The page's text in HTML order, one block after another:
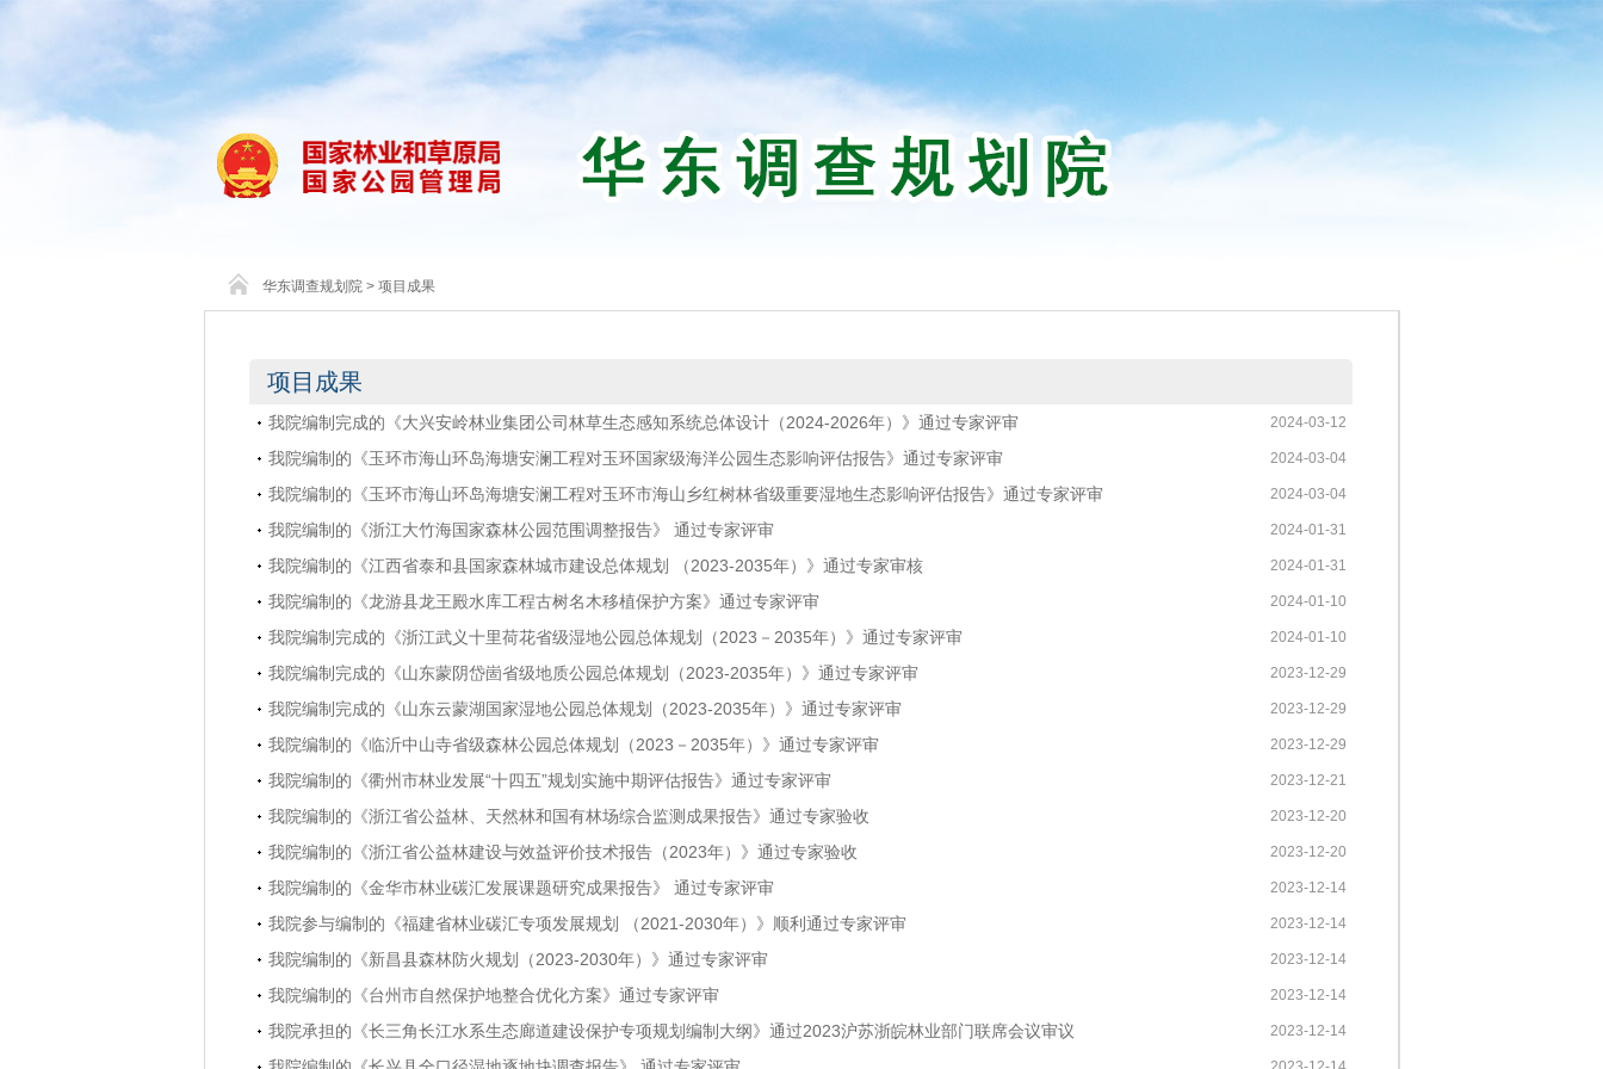
华东调查规划院 > 项目成果
项目成果
我院编制完成的《大兴安岭林业集团公司林草生态感知系统总体设计（2024-2026年）》通过专家评审 2024-03-12
我院编制的《玉环市海山环岛海塘安澜工程对玉环国家级海洋公园生态影响评估报告》通过专家评审 2024-03-04
我院编制的《玉环市海山环岛海塘安澜工程对玉环市海山乡红树林省级重要湿地生态影响评估报告》通过专家评审 2024-03-04
我院编制的《浙江大竹海国家森林公园范围调整报告》 通过专家评审 2024-01-31
我院编制的《江西省泰和县国家森林城市建设总体规划 （2023-2035年）》通过专家审核 2024-01-31
我院编制的《龙游县龙王殿水库工程古树名木移植保护方案》通过专家评审 2024-01-10
我院编制完成的《浙江武义十里荷花省级湿地公园总体规划（2023－2035年）》通过专家评审 2024-01-10
我院编制完成的《山东蒙阴岱崮省级地质公园总体规划（2023-2035年）》通过专家评审 2023-12-29
我院编制完成的《山东云蒙湖国家湿地公园总体规划（2023-2035年）》通过专家评审 2023-12-29
我院编制的《临沂中山寺省级森林公园总体规划（2023－2035年）》通过专家评审 2023-12-29
我院编制的《衢州市林业发展“十四五”规划实施中期评估报告》通过专家评审 2023-12-21
我院编制的《浙江省公益林、天然林和国有林场综合监测成果报告》通过专家验收 2023-12-20
我院编制的《浙江省公益林建设与效益评价技术报告（2023年）》通过专家验收 2023-12-20
我院编制的《金华市林业碳汇发展课题研究成果报告》 通过专家评审 2023-12-14
我院参与编制的《福建省林业碳汇专项发展规划 （2021-2030年）》顺利通过专家评审 2023-12-14
我院编制的《新昌县森林防火规划（2023-2030年）》通过专家评审 2023-12-14
我院编制的《台州市自然保护地整合优化方案》通过专家评审 2023-12-14
我院承担的《长三角长江水系生态廊道建设保护专项规划编制大纲》通过2023沪苏浙皖林业部门联席会议审议 2023-12-14